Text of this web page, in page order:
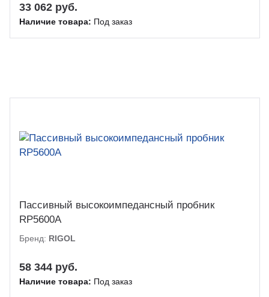
33 062 руб.
Наличие товара: Под заказ
Пассивный высокоимпедансный пробник
RP5600A
Бренд: RIGOL
58 344 руб.
Наличие товара: Под заказ